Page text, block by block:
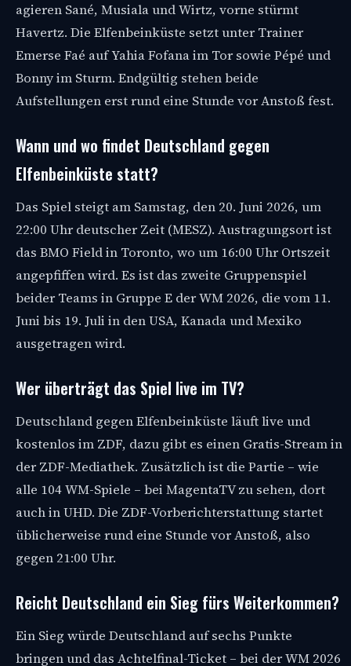
agieren Sané, Musiala und Wirtz, vorne stürmt
Havertz. Die Elfenbeinküste setzt unter Trainer
Emerse Faé auf Yahia Fofana im Tor sowie Pépé und
Bonny im Sturm. Endgültig stehen beide
Aufstellungen erst rund eine Stunde vor Anstoß fest.
Wann und wo findet Deutschland gegen
Elfenbeinküste statt?
Das Spiel steigt am Samstag, den 20. Juni 2026, um
22:00 Uhr deutscher Zeit (MESZ). Austragungsort ist
das BMO Field in Toronto, wo um 16:00 Uhr Ortszeit
angepfiffen wird. Es ist das zweite Gruppenspiel
beider Teams in Gruppe E der WM 2026, die vom 11.
Juni bis 19. Juli in den USA, Kanada und Mexiko
ausgetragen wird.
Wer überträgt das Spiel live im TV?
Deutschland gegen Elfenbeinküste läuft live und
kostenlos im ZDF, dazu gibt es einen Gratis-Stream in
der ZDF-Mediathek. Zusätzlich ist die Partie – wie
alle 104 WM-Spiele – bei MagentaTV zu sehen, dort
auch in UHD. Die ZDF-Vorberichterstattung startet
üblicherweise rund eine Stunde vor Anstoß, also
gegen 21:00 Uhr.
Reicht Deutschland ein Sieg fürs Weiterkommen?
Ein Sieg würde Deutschland auf sechs Punkte
bringen und das Achtelfinal-Ticket – bei der WM 2026